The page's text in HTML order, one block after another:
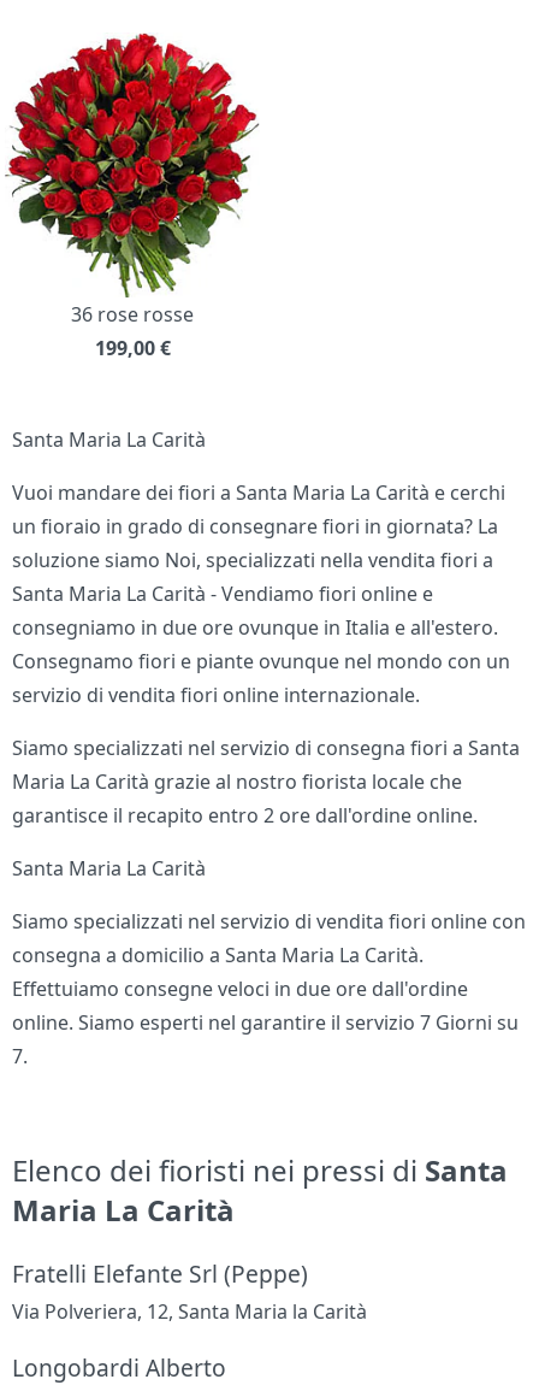
36 rose rosse
199,00 €
Santa Maria La Carità
Vuoi mandare dei fiori a Santa Maria La Carità e cerchi
un fioraio in grado di consegnare fiori in giornata? La
soluzione siamo Noi, specializzati nella vendita fiori a
Santa Maria La Carità - Vendiamo fiori online e
consegniamo in due ore ovunque in Italia e all'estero.
Consegnamo fiori e piante ovunque nel mondo con un
servizio di vendita fiori online internazionale.
Siamo specializzati nel servizio di consegna fiori a Santa
Maria La Carità grazie al nostro fiorista locale che
garantisce il recapito entro 2 ore dall'ordine online.
Santa Maria La Carità
Siamo specializzati nel servizio di vendita fiori online con
consegna a domicilio a Santa Maria La Carità.
Effettuiamo consegne veloci in due ore dall'ordine
online. Siamo esperti nel garantire il servizio 7 Giorni su
7.
Elenco dei fioristi nei pressi di Santa
Maria La Carità
Fratelli Elefante Srl (Peppe)
Via Polveriera, 12, Santa Maria la Carità
Longobardi Alberto